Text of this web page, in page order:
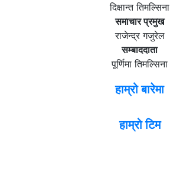
दिक्षान्त तिमल्सिना
समाचार प्रमुख
राजेन्द्र गजुरेल
सम्बाददाता
पूर्णिमा तिमल्सिना
हाम्रो बारेमा
हाम्रो टिम